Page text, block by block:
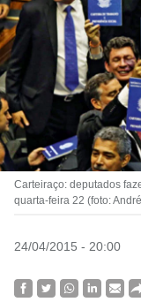
Carteiraço: deputados
quarta-feira 22 (foto:
24/04/2015 - 20:00